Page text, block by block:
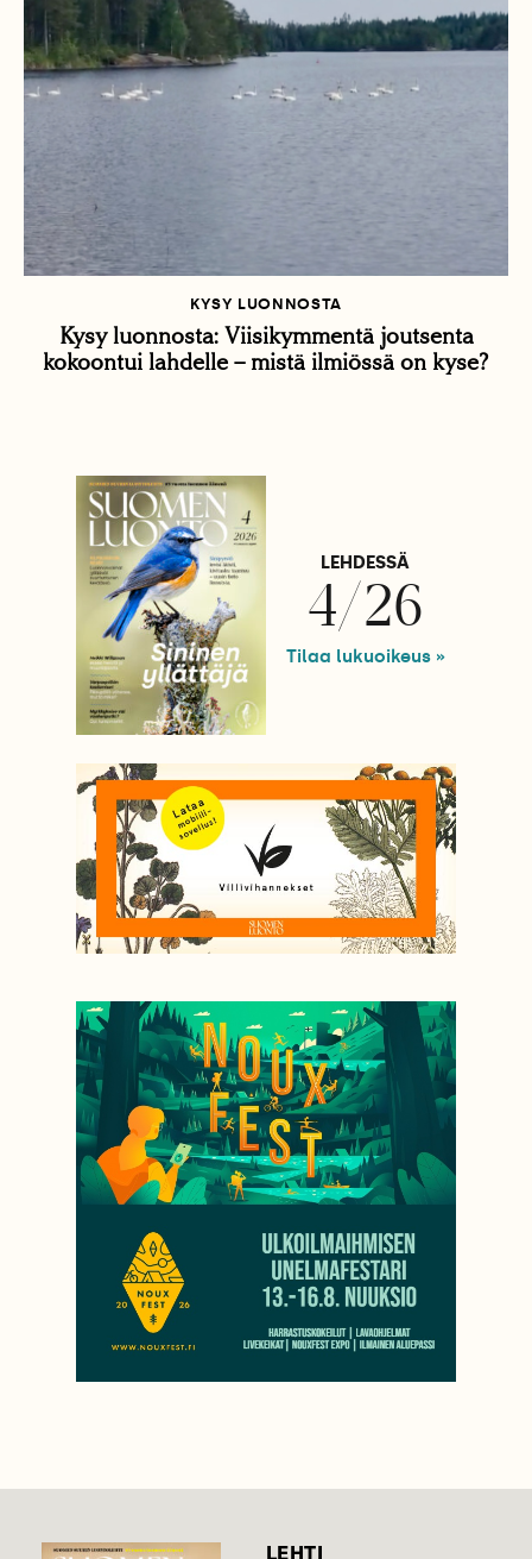
KYSY LUONNOSTA
Kysy luonnosta: Viisikymmentä joutsenta
kokoontui lahdelle – mistä ilmiössä on kyse?
LEHDESSÄ
4/26
Tilaa lukuoikeus »
LEHTI